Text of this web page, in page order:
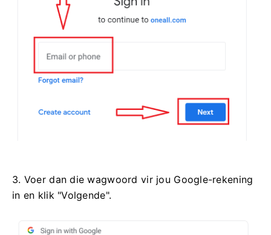
3. Voer dan die wagwoord vir jou Google-rekening
in en klik "Volgende".